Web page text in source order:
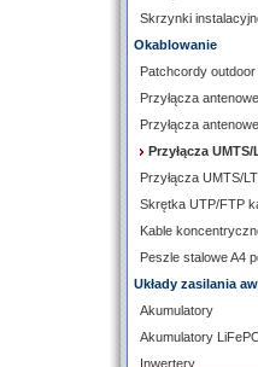
Skrzynki
Okablowanie
Patchcordy outdoor
Przyłącza
Przyłącza
Przyłącza
Przyłącza UMTS/
Skrętka UTP/FTP
Kable
Peszle stalowe A4
Układy zasilania
Akumulatory
Akumulatory
Inwertery